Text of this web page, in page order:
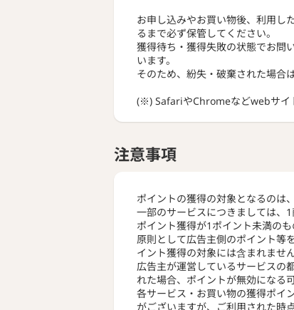
お申し込みやお買い物後、利用し
るまで必ず保管してください。
獲得待ち・獲得失敗の状態でお問
います。
そのため、紛失・破棄された場合
(※) SafariやChromeなどwebサイ
注意事項
ポイントの獲得の対象となるのは
一部のサービスにつきましては、
ポイント獲得が1ポイント未満の
原則として広告主側のポイント等
イント獲得の対象には含まれません
広告主が運営しているサービスの
れた場合、ポイントが無効になる
各サービス・お買い物の獲得ポイ
がございますが、ご利用された時